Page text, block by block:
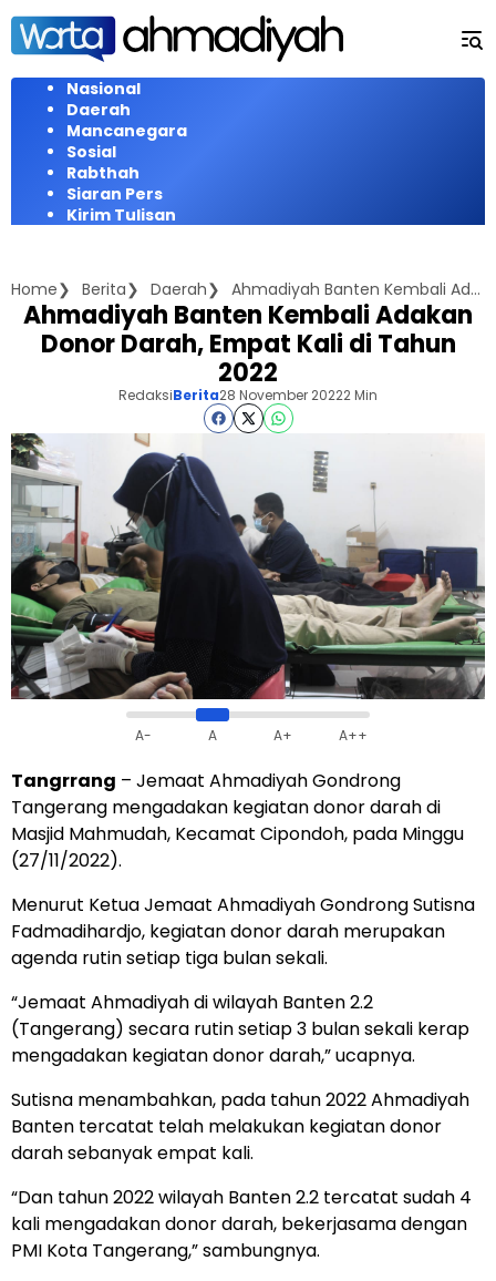
Langsung
konten
Nasional
Daerah
Mancanegara
Sosial
Rabthah
Siaran Pers
Kirim Tulisan
Home Berita Daerah Ahmadiyah Banten Kembali Adakan Donor Darah, Empat Kali di Tahun 2022
Ahmadiyah Banten Kembali Adakan
Donor Darah, Empat Kali di Tahun
2022
RedaksiBerita28 November 20222 Min
A- A A+ A++
Tangrrang – Jemaat Ahmadiyah Gondrong
Tangerang mengadakan kegiatan donor darah di
Masjid Mahmudah, Kecamat Cipondoh, pada Minggu
(27/11/2022).
Menurut Ketua Jemaat Ahmadiyah Gondrong Sutisna
Fadmadihardjo, kegiatan donor darah merupakan
agenda rutin setiap tiga bulan sekali.
“Jemaat Ahmadiyah di wilayah Banten 2.2
(Tangerang) secara rutin setiap 3 bulan sekali kerap
mengadakan kegiatan donor darah,” ucapnya.
Sutisna menambahkan, pada tahun 2022 Ahmadiyah
Banten tercatat telah melakukan kegiatan donor
darah sebanyak empat kali.
“Dan tahun 2022 wilayah Banten 2.2 tercatat sudah 4
kali mengadakan donor darah, bekerjasama dengan
PMI Kota Tangerang,” sambungnya.